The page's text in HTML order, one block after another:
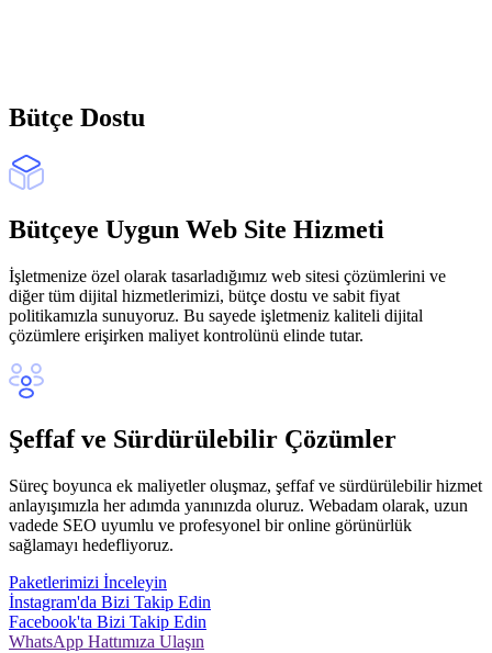
Bütçe Dostu
Bütçeye Uygun Web Site Hizmeti
İşletmenize özel olarak tasarladığımız web sitesi çözümlerini ve
diğer tüm dijital hizmetlerimizi, bütçe dostu ve sabit fiyat
politikamızla sunuyoruz. Bu sayede işletmeniz kaliteli dijital
çözümlere erişirken maliyet kontrolünü elinde tutar.
Şeffaf ve Sürdürülebilir Çözümler
Süreç boyunca ek maliyetler oluşmaz, şeffaf ve sürdürülebilir hizmet
anlayışımızla her adımda yanınızda oluruz. Webadam olarak, uzun
vadede SEO uyumlu ve profesyonel bir online görünürlük
sağlamayı hedefliyoruz.
Paketlerimizi İnceleyin
İnstagram'da Bizi Takip Edin
Facebook'ta Bizi Takip Edin
WhatsApp Hattımıza Ulaşın